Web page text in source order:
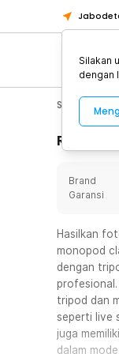
Smartphone
Rincian
Brand
Garansi
Hasilkan
monopod
dengan
profesional.
tripod dan
seperti live
juga
dalam
Silakan
dengan